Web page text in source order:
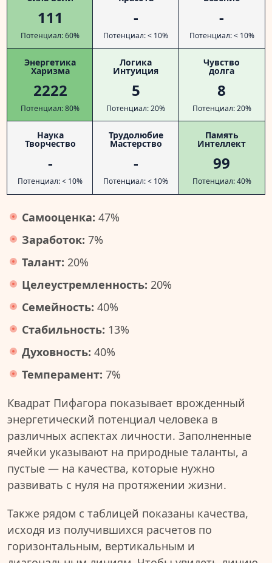
111
Потенциал: 60%
-
Потенциал: < 10%
-
Потенциал: < 10%
Энергетика
Харизма
2222
Потенциал: 80%
Логика
Интуиция
5
Потенциал: 20%
Чувство
долга
8
Потенциал: 20%
Наука
Творчество
-
Потенциал: < 10%
Трудолюбие
Мастерство
-
Потенциал: < 10%
Память
Интеллект
99
Потенциал: 40%
Самооценка: 47%
Заработок: 7%
Талант: 20%
Целеустремленность: 20%
Семейность: 40%
Стабильность: 13%
Духовность: 40%
Темперамент: 7%
Квадрат Пифагора показывает врожденный
энергетический потенциал человека в
различных аспектах личности. Заполненные
ячейки указывают на природные таланты, а
пустые — на качества, которые нужно
развивать с нуля на протяжении жизни.
Также рядом с таблицей показаны качества,
исходя из получившихся расчетов по
горизонтальным, вертикальным и